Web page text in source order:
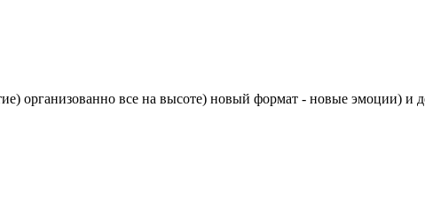
организованно все на высоте) новый формат - новые эмоции) и